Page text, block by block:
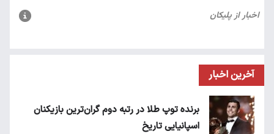
آخرین اخبار
برنده توپ طلا در رتبه دوم گران‌ترین بازیکنان
اسپانیایی تاریخ